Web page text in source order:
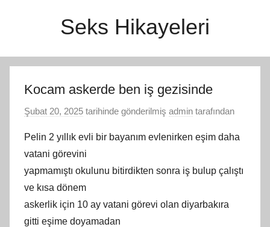
Seks Hikayeleri
Kocam askerde ben iş gezisinde
Şubat 20, 2025 tarihinde gönderilmiş admin tarafından
Pelin 2 yıllık evli bir bayanım evlenirken eşim daha
vatani görevini
yapmamıştı okulunu bitirdikten sonra iş bulup çalıştı
ve kısa dönem
askerlik için 10 ay vatani görevi olan diyarbakıra
gitti eşime doyamadan